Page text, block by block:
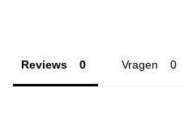
Reviews Vragen